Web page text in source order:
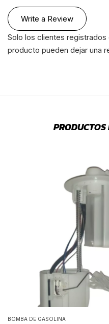
Write a Review
Solo los clientes
producto pueden dejar una
BOMBA DE GASOLINA